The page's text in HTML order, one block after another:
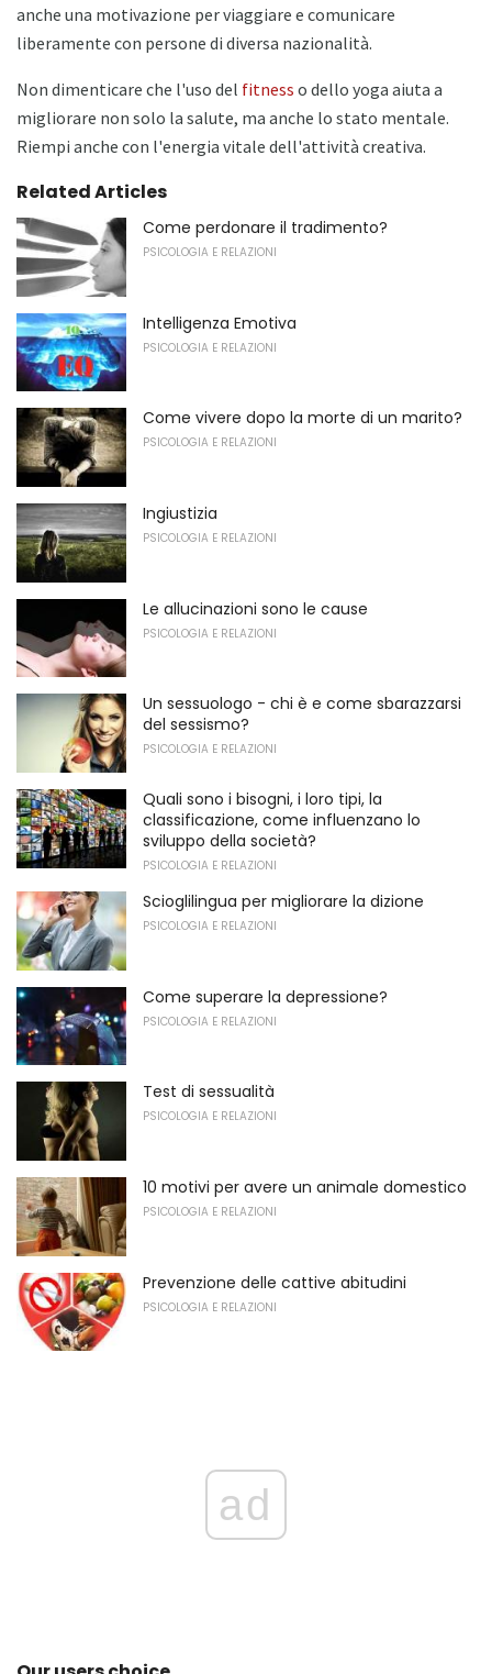
anche una motivazione per viaggiare e comunicare
liberamente con persone di diversa nazionalità.
Non dimenticare che l'uso del fitness o dello yoga aiuta a
migliorare non solo la salute, ma anche lo stato mentale.
Riempi anche con l'energia vitale dell'attività creativa.
Related Articles
Come perdonare il tradimento?
PSICOLOGIA E RELAZIONI
Intelligenza Emotiva
PSICOLOGIA E RELAZIONI
Come vivere dopo la morte di un marito?
PSICOLOGIA E RELAZIONI
Ingiustizia
PSICOLOGIA E RELAZIONI
Le allucinazioni sono le cause
PSICOLOGIA E RELAZIONI
Un sessuologo - chi è e come sbarazzarsi
del sessismo?
PSICOLOGIA E RELAZIONI
Quali sono i bisogni, i loro tipi, la
classificazione, come influenzano lo
sviluppo della società?
PSICOLOGIA E RELAZIONI
Scioglilingua per migliorare la dizione
PSICOLOGIA E RELAZIONI
Come superare la depressione?
PSICOLOGIA E RELAZIONI
Test di sessualità
PSICOLOGIA E RELAZIONI
10 motivi per avere un animale domestico
PSICOLOGIA E RELAZIONI
Prevenzione delle cattive abitudini
PSICOLOGIA E RELAZIONI
ad